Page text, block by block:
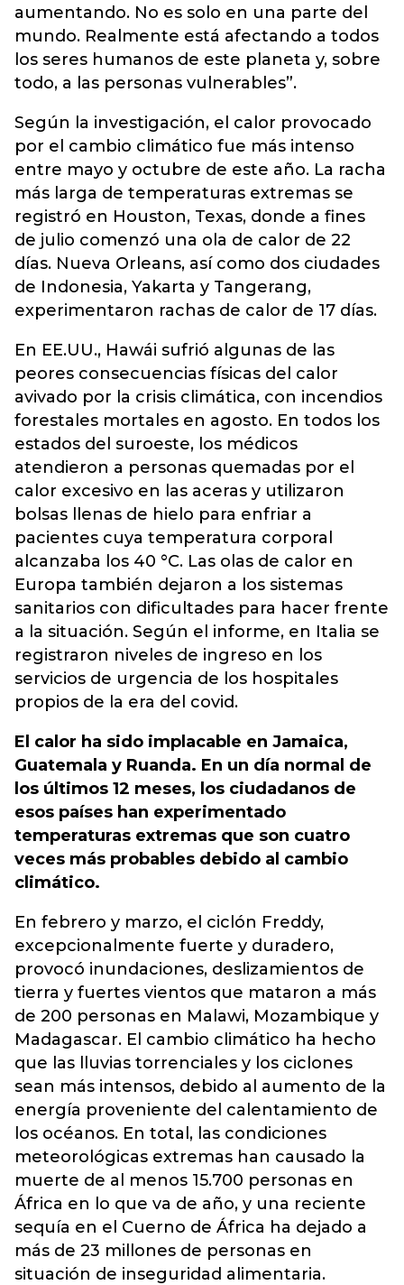
aumentando. No es solo en una parte del
mundo. Realmente está afectando a todos
los seres humanos de este planeta y, sobre
todo, a las personas vulnerables”.
Según la investigación, el calor provocado
por el cambio climático fue más intenso
entre mayo y octubre de este año. La racha
más larga de temperaturas extremas se
registró en Houston, Texas, donde a fines
de julio comenzó una ola de calor de 22
días. Nueva Orleans, así como dos ciudades
de Indonesia, Yakarta y Tangerang,
experimentaron rachas de calor de 17 días.
En EE.UU., Hawái sufrió algunas de las
peores consecuencias físicas del calor
avivado por la crisis climática, con incendios
forestales mortales en agosto. En todos los
estados del suroeste, los médicos
atendieron a personas quemadas por el
calor excesivo en las aceras y utilizaron
bolsas llenas de hielo para enfriar a
pacientes cuya temperatura corporal
alcanzaba los 40 °C. Las olas de calor en
Europa también dejaron a los sistemas
sanitarios con dificultades para hacer frente
a la situación. Según el informe, en Italia se
registraron niveles de ingreso en los
servicios de urgencia de los hospitales
propios de la era del covid.
El calor ha sido implacable en Jamaica,
Guatemala y Ruanda. En un día normal de
los últimos 12 meses, los ciudadanos de
esos países han experimentado
temperaturas extremas que son cuatro
veces más probables debido al cambio
climático.
En febrero y marzo, el ciclón Freddy,
excepcionalmente fuerte y duradero,
provocó inundaciones, deslizamientos de
tierra y fuertes vientos que mataron a más
de 200 personas en Malawi, Mozambique y
Madagascar. El cambio climático ha hecho
que las lluvias torrenciales y los ciclones
sean más intensos, debido al aumento de la
energía proveniente del calentamiento de
los océanos. En total, las condiciones
meteorológicas extremas han causado la
muerte de al menos 15.700 personas en
África en lo que va de año, y una reciente
sequía en el Cuerno de África ha dejado a
más de 23 millones de personas en
situación de inseguridad alimentaria.